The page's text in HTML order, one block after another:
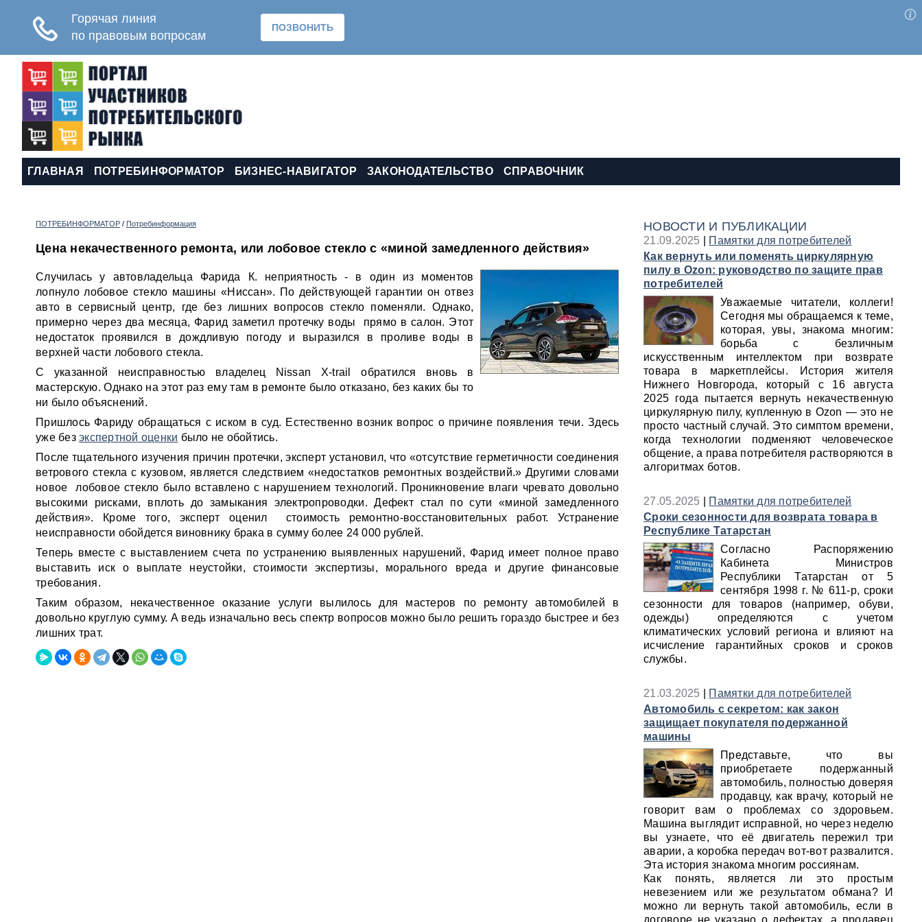
ГЛАВНАЯ ПОТРЕБИНФОРМАТОР БИЗНЕС-НАВИГАТОР ЗАКОНОДАТЕЛЬСТВО СПРАВОЧНИК
ПОТРЕБИНФОРМАТОР / Потребинформация
Цена некачественного ремонта, или лобовое стекло с «миной замедленного действия»
Случилась у автовладельца Фарида К. неприятность - в один из моментов
лопнуло лобовое стекло машины «Ниссан». По действующей гарантии он отвез
авто в сервисный центр, где без лишних вопросов стекло поменяли. Однако,
примерно через два месяца, Фарид заметил протечку воды прямо в салон. Этот
недостаток проявился в дождливую погоду и выразился в проливе воды в
верхней части лобового стекла.
С указанной неисправностью владелец
Nissan Х-trail
обратился вновь в
мастерскую. Однако на этот раз ему там в ремонте было отказано, без каких бы то
ни было объяснений.
Пришлось Фариду обращаться с иском в суд. Естественно возник вопрос о причине появления течи. Здесь
уже безэкспертной оценки было не обойтись.
После тщательного изучения причин протечки, эксперт установил, что «отсутствие герметичности соединения
ветрового стекла с кузовом, является следствием «недостатков ремонтных воздействий.» Другими словами
новое лобовое стекло было вставлено с нарушением технологий. Проникновение влаги чревато довольно
высокими рисками, вплоть до замыкания электропроводки. Дефект стал по сути «миной замедленного
действия».
Кроме того, эксперт оценил стоимость ремонтно-восстановительных работ. Устранение
неисправности обойдется виновнику брака в сумму более 24 000 рублей.
Теперь вместе с выставлением счета по устранению выявленных нарушений, Фарид имеет полное право
выставить иск о выплате неустойки, стоимости экспертизы, морального вреда и другие финансовые
требования.
Таким образом, некачественное оказание услуги вылилось для мастеров по ремонтуавтомобилей в
довольно круглую сумму. А ведь изначально весь спектр вопросов можно было решить гораздо быстрее и без
лишних трат.
НОВОСТИ И ПУБЛИКАЦИИ
21.09.2025
Памятки для потребителей
Как вернуть или поменять циркулярную
пилу в Ozon: руководство по защите прав
потребителей
Уважаемые читатели, коллеги!
Сегодня мы обращаемся к теме,
которая, увы, знакома многим:
борьба с безличным
искусственным интеллектом при возврате
товара в маркетплейсы. История жителя
Нижнего Новгорода, который с 16 августа
2025 года пытается вернуть некачественную
циркулярную пилу, купленную в Ozon — это не
просто частный случай. Это симптом времени,
когда технологии подменяют человеческое
общение, а права потребителя растворяются в
алгоритмах ботов.
27.05.2025
Памятки для потребителей
Сроки сезонности для возврата товара в
Республике Татарстан
Согласно Распоряжению
Кабинета Министров
Республики Татарстан от 5
сентября 1998 г. № 611-р, сроки
сезонности для товаров (например, обуви,
одежды) определяются с учетом
климатических условий региона и влияют на
исчисление гарантийных сроков и сроков
службы.
21.03.2025
Памятки для потребителей
Автомобиль с секретом: как закон
защищает покупателя подержанной
машины
Представьте, что вы
приобретаете подержанный
автомобиль, полностью доверяя
продавцу, как врачу, который не
говорит вам о проблемах со здоровьем.
Машина выглядит исправной, но через неделю
вы узнаете, что её двигатель пережил три
аварии, а коробка передач вот-вот развалится.
Эта история знакома многим россиянам.
Как понять, является ли это простым
невезением или же результатом обмана? И
можно ли вернуть такой автомобиль, если в
договоре не указано о дефектах, а продавец